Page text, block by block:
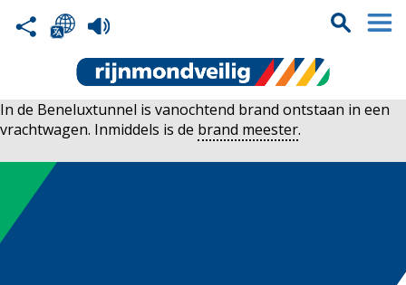
In de Beneluxtunnel is vanochtend brand ontstaan in een
vrachtwagen. Inmiddels is de brand meester.